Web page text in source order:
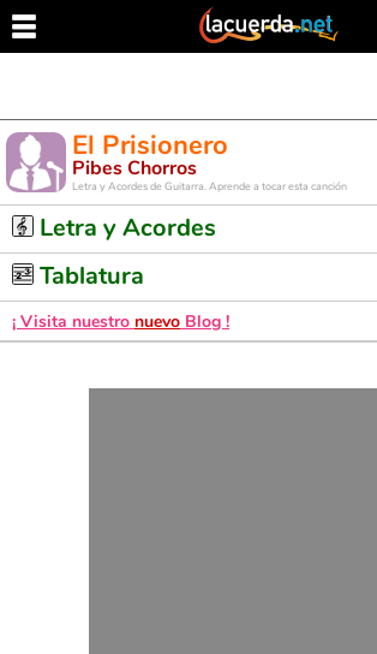
El Prisionero
Pibes Chorros
Letra y Acordes de Guitarra. Aprende a tocar esta canción
Letra y Acordes
Tablatura
¡ Visita nuestro nuevo Blog !